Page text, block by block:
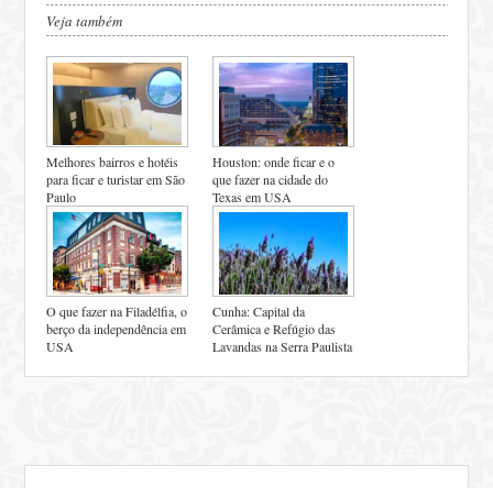
Veja também
Melhores bairros e hotéis
para ficar e turistar em São
Paulo
Houston: onde ficar e o
que fazer na cidade do
Texas em USA
O que fazer na Filadélfia, o
berço da independência em
USA
Cunha: Capital da
Cerâmica e Refúgio das
Lavandas na Serra Paulista